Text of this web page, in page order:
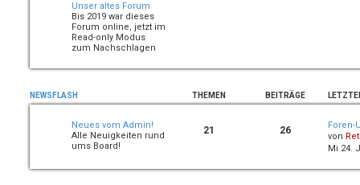
Unser altes Forum
Bis 2019 war dieses
Forum online, jetzt im
Read-only Modus
zum Nachschlagen
NEWSFLASH THEMEN BEITRÄGE
Neues vom Admin!
Alle Neuigkeiten rund
ums Board!
21 26
Foren-
von
Mi 24.